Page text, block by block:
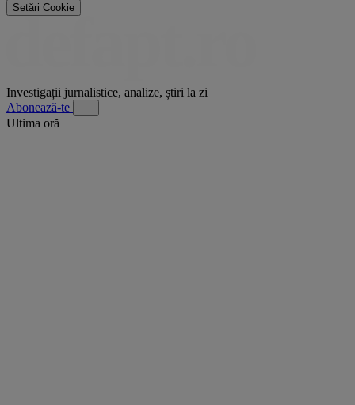
Setări Cookie
Investigații jurnalistice, analize, știri la zi
Abonează-te
Ultima oră